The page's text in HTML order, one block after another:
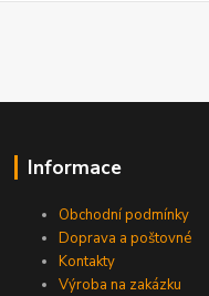
Informace
Obchodní podmínky
Doprava a poštovné
Kontakty
Výroba na zakázku